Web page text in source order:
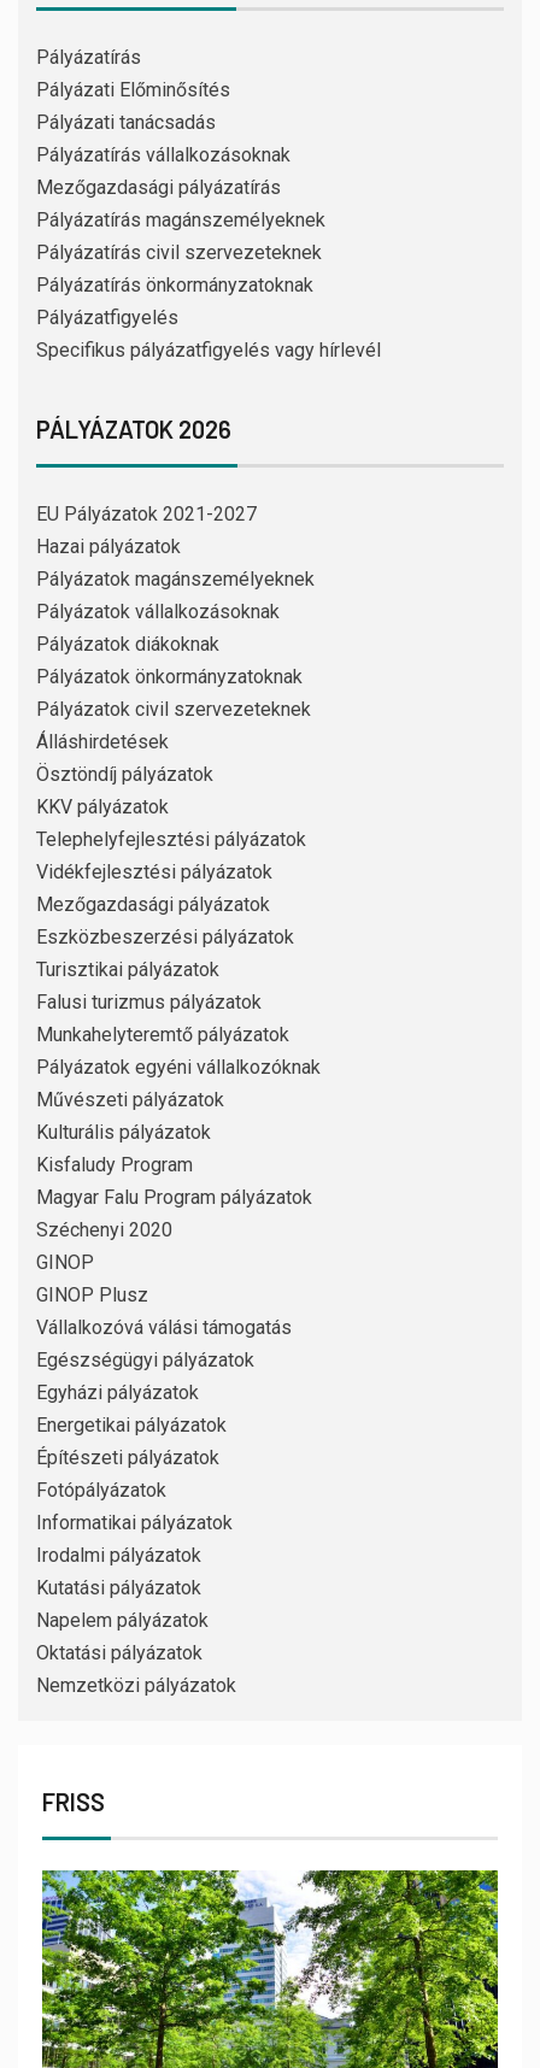
Pályázatírás
Pályázati Előminősítés
Pályázati tanácsadás
Pályázatírás vállalkozásoknak
Mezőgazdasági pályázatírás
Pályázatírás magánszemélyeknek
Pályázatírás civil szervezeteknek
Pályázatírás önkormányzatoknak
Pályázatfigyelés
Specifikus pályázatfigyelés vagy hírlevél
PÁLYÁZATOK 2026
EU Pályázatok 2021-2027
Hazai pályázatok
Pályázatok magánszemélyeknek
Pályázatok vállalkozásoknak
Pályázatok diákoknak
Pályázatok önkormányzatoknak
Pályázatok civil szervezeteknek
Álláshirdetések
Ösztöndíj pályázatok
KKV pályázatok
Telephelyfejlesztési pályázatok
Vidékfejlesztési pályázatok
Mezőgazdasági pályázatok
Eszközbeszerzési pályázatok
Turisztikai pályázatok
Falusi turizmus pályázatok
Munkahelyteremtő pályázatok
Pályázatok egyéni vállalkozóknak
Művészeti pályázatok
Kulturális pályázatok
Kisfaludy Program
Magyar Falu Program pályázatok
Széchenyi 2020
GINOP
GINOP Plusz
Vállalkozóvá válási támogatás
Egészségügyi pályázatok
Egyházi pályázatok
Energetikai pályázatok
Építészeti pályázatok
Fotópályázatok
Informatikai pályázatok
Irodalmi pályázatok
Kutatási pályázatok
Napelem pályázatok
Oktatási pályázatok
Nemzetközi pályázatok
FRISS